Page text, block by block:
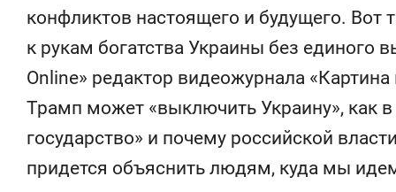
конфликтов настоящего и будущего. Вот
к рукам богатства Украины без единого
Online» редактор видеожурнала
Трамп может «выключить Украину», как в
государство» и почему российской
придется объяснить людям, куда мы